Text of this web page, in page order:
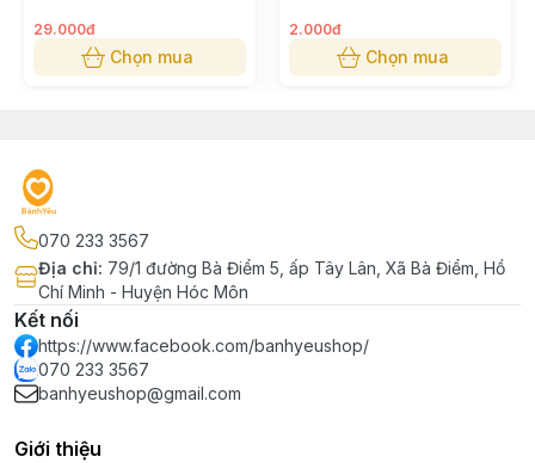
29.000đ
Chọn mua
2.000đ
Chọn mua
070 233 3567
Địa chỉ: 79/1 đường Bà Điểm 5, ấp Tây Lân, Xã Bà Điểm, Hồ
Chí Minh - Huyện Hóc Môn
Kết nối
https://www.facebook.com/banhyeushop/
070 233 3567
banhyeushop@gmail.com
Giới thiệu